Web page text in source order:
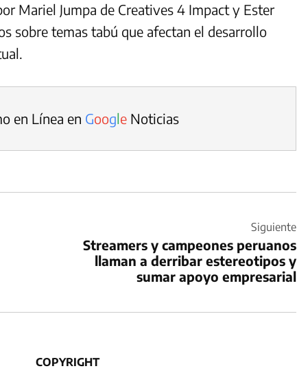
Mariel Jumpa de Creatives 4 Impact y Ester
sobre temas tabú que afectan el desarrollo
en Línea en GoogleNoticias
Siguiente
Streamers y campeones peruanos
llaman a derribar estereotipos y
sumar apoyo empresarial
COPYRIGHT